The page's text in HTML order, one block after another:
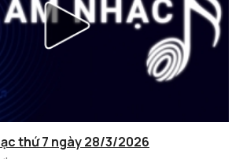
thứ 7 ngày 28/3/2026